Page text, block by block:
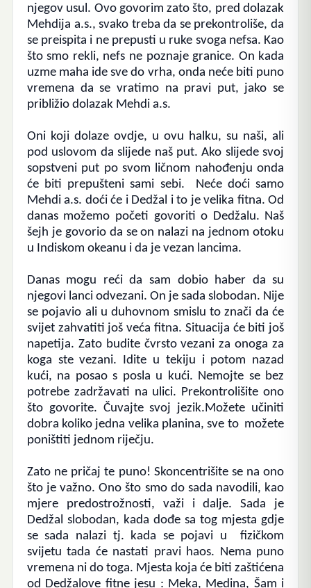
njegov usul. Ovo govorim zato što, pred dolazak
Mehdija a.s., svako treba da se prekontroliše, da
se preispita i ne prepusti u ruke svoga nefsa. Kao
što smo rekli, nefs ne poznaje granice. On kada
uzme maha ide sve do vrha, onda neće biti puno
vremena da se vratimo na pravi put, jako se
približio dolazak Mehdi a.s.
Oni koji dolaze ovdje, u ovu halku, su naši, ali
pod uslovom da slijede naš put. Ako slijede svoj
sopstveni put po svom ličnom nahođenju onda
će biti prepušteni sami sebi. Neće doći samo
Mehdi a.s. doći će i Dedžal i to je velika fitna.Od
danas možemo početi govoriti o Dedžalu. Naš
šejh je govorio da se on nalazi na jednom otoku
u Indiskom okeanu i da je vezan lancima.
Danas mogu reći da sam dobio haber da su
njegovi lanci odvezani. On je sada slobodan. Nije
se pojavio ali u duhovnom smislu to znači da će
svijet zahvatiti još veća fitna. Situacija će biti još
napetija. Zato budite čvrsto vezani za onoga za
koga ste vezani. Idite u tekiju i potom nazad
kući, na posao s posla u kući. Nemojte se bez
potrebe zadržavati na ulici. Prekontrolišite ono
što govorite. Čuvajte svoj jezik.Možete učiniti
dobra koliko jedna velika planina, sve to možete
poništiti jednom riječju.
Zato ne pričaj te puno! Skoncentrišite se na ono
što je važno. Ono što smo do sada navodili, kao
mjere predostrožnosti, važi i dalje. Sada je
Dedžal slobodan, kada dođe sa tog mjesta gdje
se sada nalazi tj. kada se pojavi u fizičkom
svijetu tada će nastati pravi haos. Nema puno
vremena ni do toga. Mjesta koja će biti zaštićena
od Dedžalove fitne jesu : Meka, Medina, Šam i